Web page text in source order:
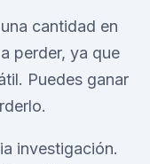
cantidad en
perder, ya que
Puedes ganar
investigación.